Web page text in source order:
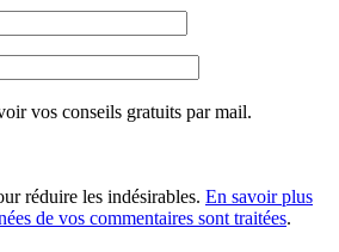
vos conseils gratuits par mail.
réduire les indésirables. En savoir plus
de vos commentaires sont traitées.